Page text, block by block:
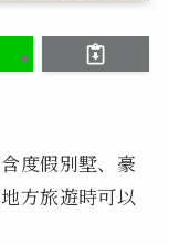
度假別墅、豪
方旅遊時可以